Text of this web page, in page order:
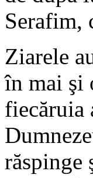
Serafim,
Ziarele
în mai şi
fiecăruia
răspinge